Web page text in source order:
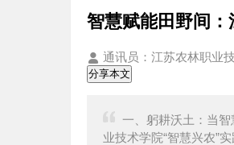
智慧赋能田野间
通讯员：江苏农林职业
分享本文
一、躬耕沃土：当
业技术学院“智慧兴农”